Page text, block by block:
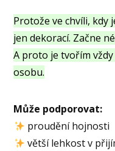
Protože ve chvíli, kdy
jen dekorací. Začne
A proto je tvořím
osobu.
Může podporovat:
proudění hojnosti
větší lehkost v